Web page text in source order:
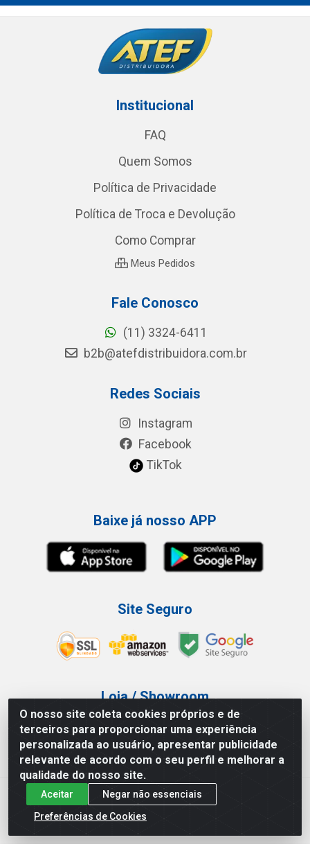
O nosso site coleta cookies próprios e de
terceiros para proporcionar uma experiência
personalizada ao usuário, apresentar publicidade
relevante de acordo com o seu perfil e melhorar a
qualidade do nosso site.
Aceitar
Negar não essenciais
Preferências de Cookies
Institucional
FAQ
Quem Somos
Política de Privacidade
Política de Troca e Devolução
Como Comprar
Meus Pedidos
Fale Conosco
(11) 3324-6411
b2b@atefdistribuidora.com.br
Redes Sociais
Instagram
Facebook
TikTok
Baixe já nosso APP
Site Seguro
Loja / Showroom
Tel.: (11) 3227-0546
Av Vautier, 587/597 - Pari - São Paulo/SP
Atef Distribuidora LTDA - Av. Vautier, 585/597 - Pari - São
Paulo/SP - CEP 03.032-000 - CNPJ 27.717.135/0001-29